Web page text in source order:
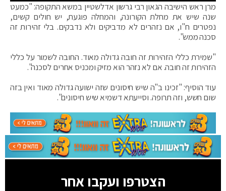
מרן ראש הישיבה הגאון רבי גרשון אדלשטיין במשא התקופה: "כמעט
שנה שיש את מחלת הקורונה, והמחלה פוגעת, יש חולים קשים,
נפטרים ח"ו, אם נזהרים לא מדביקים ולא נדבקים. בלי זהירות זה
סכנה ממש".
"שמירת כללי הזהירות זה חובה גדולה מאוד. החובה לשמור על כללי
הזהירות זה חובה. אם לא נזהר הוא מזיק ומכניס אחרים לסכנה".
עוד הוסיף: "זכינו ב"ה שיש חיסונים שזה ישועה גדולה מאוד ואין בזה
שום חשש, וזה תרופה. וסייעתא דשמיא שיש חיסונים".
הצטרפו ועקבו אחר